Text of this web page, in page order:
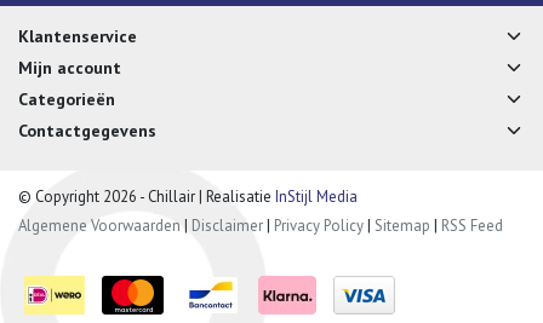
Klantenservice
Mijn account
Categorieën
Contactgegevens
© Copyright 2026 - Chillair | Realisatie InStijl Media
Algemene Voorwaarden | Disclaimer| Privacy Policy| Sitemap | RSS Feed